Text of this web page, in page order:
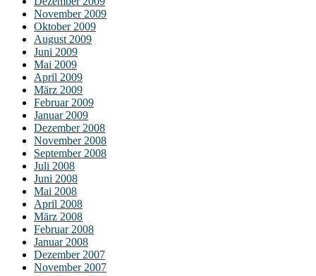
November 2009
Oktober 2009
August 2009
Juni 2009
Mai 2009
April 2009
März 2009
Februar 2009
Januar 2009
Dezember 2008
November 2008
September 2008
Juli 2008
Juni 2008
Mai 2008
April 2008
März 2008
Februar 2008
Januar 2008
Dezember 2007
November 2007